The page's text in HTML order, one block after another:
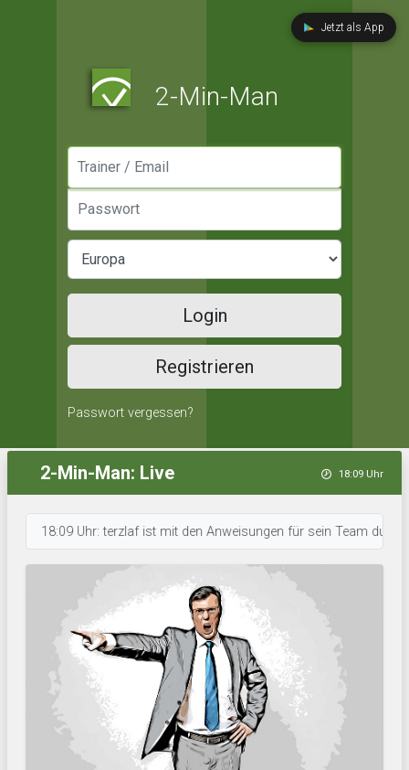
Jetzt als App
2-Min-Man
Login
Registrieren
Passwort vergessen?
2-Min-Man: Live 18:09 Uhr
18:09 Uhr: terzlaf ist mit den Anweisungen für sein Team durch. •